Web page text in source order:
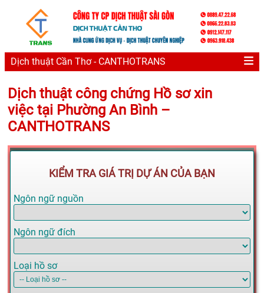
Dịch thuật Cần Thơ - CANTHOTRANS
Dịch thuật công chứng Hồ sơ xin
việc tại Phường An Bình –
CANTHOTRANS
KIỂM TRA GIÁ TRỊ DỰ ÁN CỦA BẠN
Ngôn ngữ nguồn
Ngôn ngữ đích
Loại hồ sơ